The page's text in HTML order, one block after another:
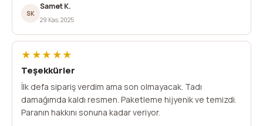
SK
Samet K.
29 Kas, 2025
★★★★★
Teşekkürler
İlk defa sipariş verdim ama son olmayacak. Tadı
damağımda kaldı resmen. Paketleme hijyenik ve temizdi.
Paranın hakkını sonuna kadar veriyor.